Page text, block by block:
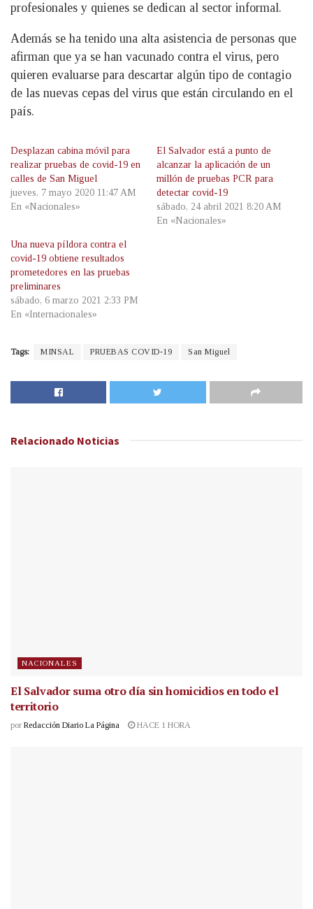
profesionales y quienes se dedican al sector informal.
Además se ha tenido una alta asistencia de personas que
afirman que ya se han vacunado contra el virus, pero
quieren evaluarse para descartar algún tipo de contagio
de las nuevas cepas del virus que están circulando en el
país.
Desplazan cabina móvil para
realizar pruebas de covid-19 en
calles de San Miguel
jueves, 7 mayo 2020 11:47 AM
En «Nacionales»
El Salvador está a punto de
alcanzar la aplicación de un
millón de pruebas PCR para
detectar covid-19
sábado, 24 abril 2021 8:20 AM
En «Nacionales»
Una nueva píldora contra el
covid-19 obtiene resultados
prometedores en las pruebas
preliminares
sábado, 6 marzo 2021 2:33 PM
En «Internacionales»
Tags: MINSAL PRUEBAS COVID-19 San Miguel
Relacionado Noticias
NACIONALES
El Salvador suma otro día sin homicidios en todo el
territorio
por Redacción Diario La Página HACE 1 HORA